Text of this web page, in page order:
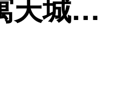
青岛心理咨询门店（美寓天城店）